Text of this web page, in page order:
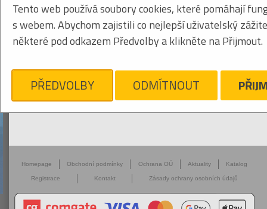
Homepage Obchodní podmínky Ochrana OÚ Aktuality Katalog
Registrace Kontakt Zásady ochrany osobních údajů
Tento web používá soubory cookies, které pomáhají
s webem. Abychom zajistili co nejlepší uživatelský
některé pod odkazem Předvolby a klikněte na Přijmout.
PŘEDVOLBY ODMÍTNOUT